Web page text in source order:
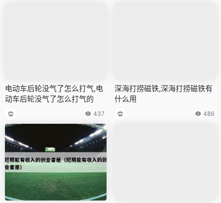
电动车后轮没气了怎么打气,电
动车后轮没气了怎么打气的
437
深海打捞磁铁,深海打捞磁铁有
什么用
489